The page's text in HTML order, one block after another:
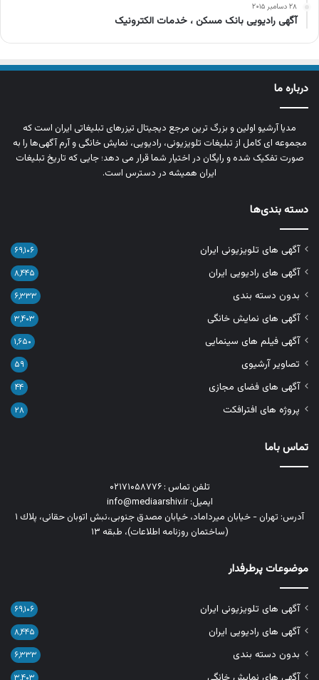
۲۸ دسامبر ۲۰۱۵
آگهی رادیویی بانک مسکن ، خدمات الکترونیک
درباره ما
مدیا آرشیو اولین و بزرگ‌ ترین مرجع دیجیتال تیزرهای تبلیغاتی ایران است که
مجموعه‌ ای کامل از تبلیغات تلویزیونی، رادیویی، نمایش خانگی و آرم‌ آگهی‌ها را به‌
صورت تفکیک‌ شده و رایگان در اختیار شما قرار می‌ دهد؛ جایی که تاریخ تبلیغات
ایران همیشه در دسترس است.
دسته بندی‌ها
آگهی های تلویزیونی ایران ۶۹,۱۰۶
آگهی های رادیویی ایران ۸,۴۴۵
بدون دسته بندی ۶,۳۳۳
آگهی های نمایش خانگی ۳,۴۰۳
آگهی فیلم های سینمایی ۱,۶۵۰
تصاویر آرشیوی ۵۹
آگهی های فضای مجازی ۴۴
پروژه های افترافکت ۲۸
تماس باما
تلفن تماس : ۰۲۱۷۱۰۵۸۷۷۶
ایمیل: info@mediaarshiv.ir
آدرس: تهران - خیابان میرداماد، خیابان مصدق جنوبی،نبش اتوبان حقانی، پلاك ١
(ساختمان روزنامه اطلاعات)، طبقه ۱۳
موضوعات پرطرفدار
آگهی های تلویزیونی ایران ۶۹,۱۰۶
آگهی های رادیویی ایران ۸,۴۴۵
بدون دسته بندی ۶,۳۳۳